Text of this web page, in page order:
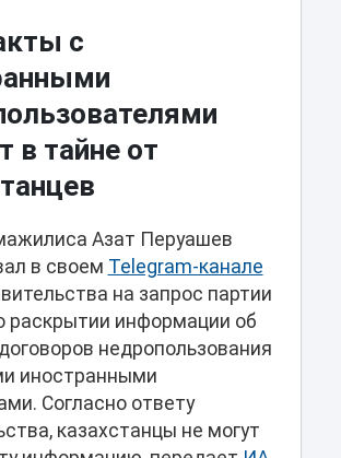
с
в тайне от
Азат Перуашев
в своем Telegram-канале
на запрос партии
раскрытии информации об
недропользования
иностранными
Согласно ответу
казахстанцы не могут